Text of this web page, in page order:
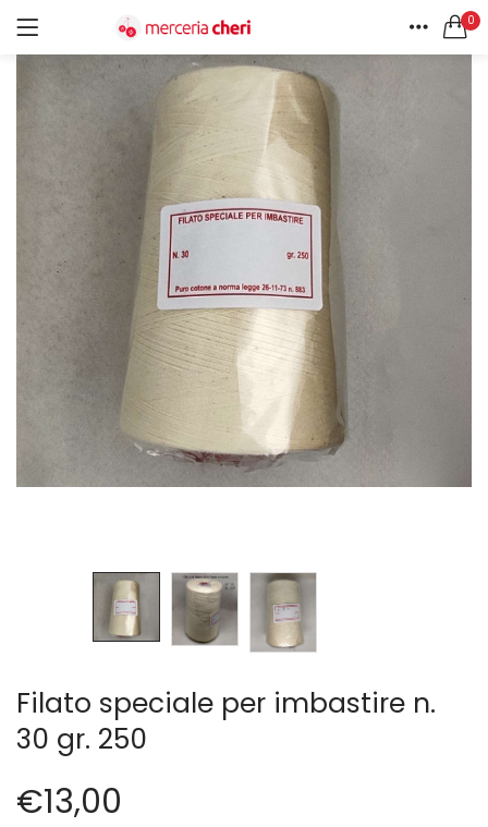
0
ACCEDI REGISTRATI
Ricordami
Password dimenticata?
Tutte le categorie
Accessori merceria (94)
Cesti portalavoro (8)
Aghi e spilli (24)
Applicazioni (26)
Borse (6)
Bottoni Vintage (204)
Lotti di Bottoni vintage (27)
Bottoni/alamari/automatici (46)
Calze collant donna (24)
filati cucirini e affini (9)
Guanti (1)
Minuterie (58)
Nastri, fettucce, cordoni, (49)
Pizzi (11)
Prodotti per la sartoria (34)
Ricamo (119)
Filato speciale per imbastire n.
30 gr. 250
€13,00